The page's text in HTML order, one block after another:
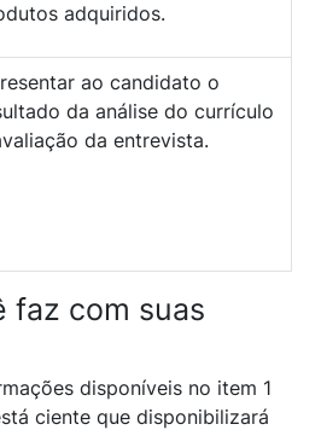
adquiridos.
ao candidato o
da análise do currículo
da entrevista.
faz com suas
disponíveis no item 1
ciente que disponibilizará